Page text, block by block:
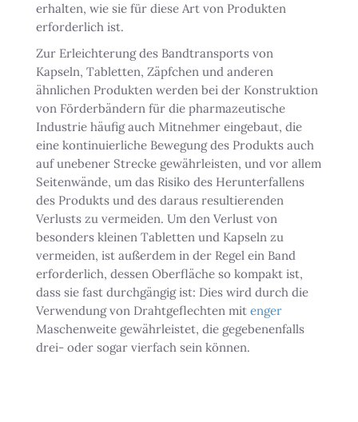
erhalten, wie sie für diese Art von Produkten
erforderlich ist.
Zur Erleichterung des Bandtransports von
Kapseln, Tabletten, Zäpfchen und anderen
ähnlichen Produkten werden bei der Konstruktion
von Förderbändern für die pharmazeutische
Industrie häufig auch Mitnehmer eingebaut, die
eine kontinuierliche Bewegung des Produkts auch
auf unebener Strecke gewährleisten, und vor allem
Seitenwände, um das Risiko des Herunterfallens
des Produkts und des daraus resultierenden
Verlusts zu vermeiden. Um den Verlust von
besonders kleinen Tabletten und Kapseln zu
vermeiden, ist außerdem in der Regel ein Band
erforderlich, dessen Oberfläche so kompakt ist,
dass sie fast durchgängig ist: Dies wird durch die
Verwendung von Drahtgeflechten mit enger
Maschenweite gewährleistet, die gegebenenfalls
drei- oder sogar vierfach sein können.